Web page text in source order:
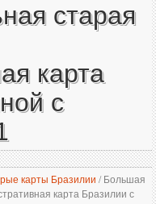
старая
карта
с
карты Бразилии /Большая
карта Бразилии с